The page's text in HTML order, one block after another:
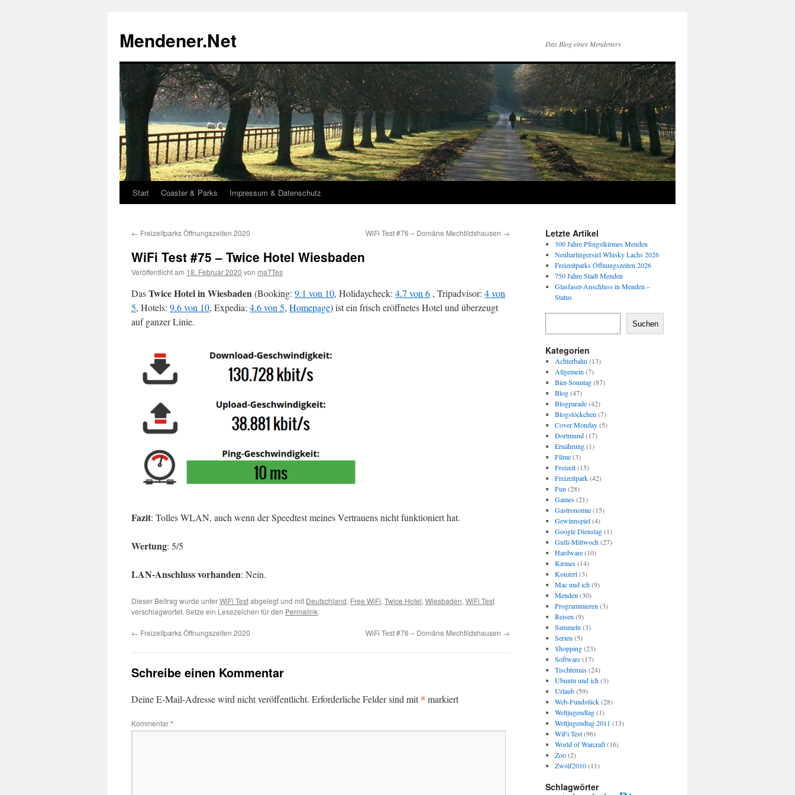
springen
Mendener.Net Das Blog eines Mendeners
Start Coaster & Parks Impressum & Datenschutz
← Freizeitparks Öffnungszeiten 2020 WiFi Test #76 – Domäne Mechtildshausen →
WiFi Test #75 – Twice Hotel Wiesbaden
Veröffentlicht am 18. Februar 2020 von maTTes
DasTwice Hotel in Wiesbaden(Booking: 9.1 von 10, Holidaycheck: 4.7 von 6 , Tripadvisor: 4 von
5, Hotels: 9.6 von 10, Expedia: 4.6 von 5, Homepage) ist ein frisch eröffnetes Hotel und überzeugt
auf ganzer Linie.
Fazit: Tolles WLAN, auch wenn der Speedtest meines Vertrauens nicht funktioniert hat.
Wertung: 5/5
LAN-Anschluss vorhanden: Nein.
Dieser Beitrag wurde unterWiFi Testabgelegt und mit Deutschland, Free WiFi, Twice Hotel, Wiesbaden, WiFi Test
verschlagwortet. Setze ein Lesezeichen für den Permalink.
← Freizeitparks Öffnungszeiten 2020 WiFi Test #76 – Domäne Mechtildshausen →
Schreibe einen Kommentar
Deine E-Mail-Adresse wird nicht veröffentlicht. Erforderliche Felder sind mit* markiert
Kommentar*
Letzte Artikel
300 Jahre Pfingstkirmes Menden
Neuharlingersiel Whisky Lachs 2026
Freizeitparks Öffnungszeiten 2026
750 Jahre Stadt Menden
Glasfaser-Anschluss in Menden –
Status
Suchen
Kategorien
Achterbahn (13)
Allgemein (7)
Bier-Sonntag(87)
Blog(47)
Blogparade(42)
Blogstöckchen (7)
Cover Monday(5)
Dortmund(17)
Ernährung(1)
Filme(3)
Freizeit(15)
Freizeitpark(42)
Fun (28)
Games(21)
Gastronomie(15)
Gewinnspiel(4)
Google Dienstag(1)
Gulli-Mittwoch(27)
Hardware(10)
Kirmes(14)
Konzert(3)
Mac und ich(9)
Menden (30)
Programmieren (3)
Reisen (9)
Sammeln (3)
Serien (5)
Shopping(23)
Software(17)
Tischtennis(24)
Ubuntu und ich(3)
Urlaub(59)
Web-Fundstück(28)
Weltjugendtag(1)
Weltjugendtag 2011 (13)
WiFi Test(96)
World of Warcraft(16)
Zoo(2)
Zwölf2010(11)
Schlagwörter